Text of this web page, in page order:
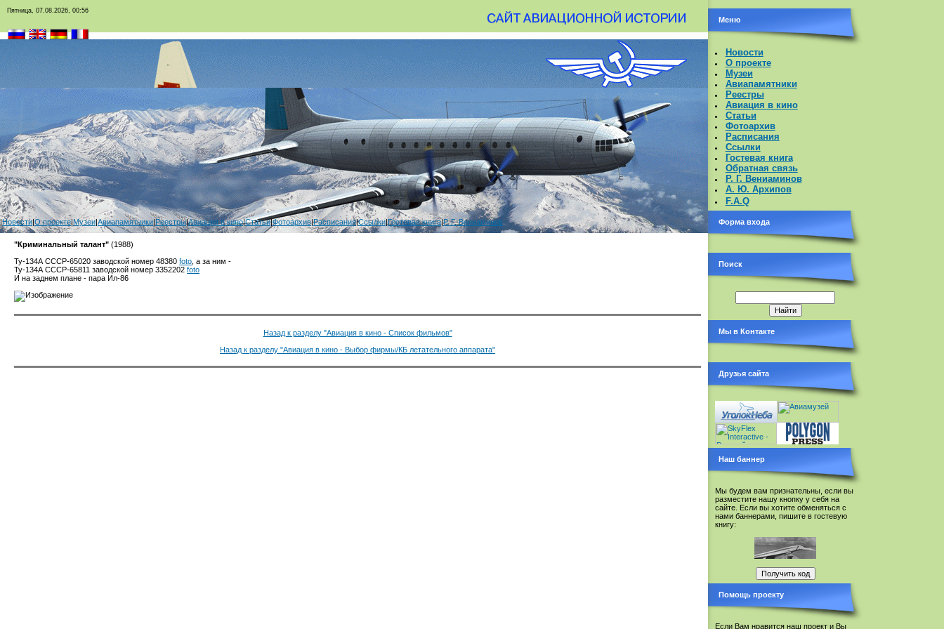
Пятница, 07.08.2026, 00:56
|Новости|О проекте|Музеи|Авиапамятники|Реестры|Авиация в кино|Статьи|Фотоархив|Расписания|Ссылки|Гостевая книга|Р. Г. Вениаминов
"Криминальный талант" (1988)
Ту-134А СССР-65020 заводской номер 48380foto , а за ним -
Ту-134А СССР-65811 заводской номер 3352202foto
И на заднем плане - пара Ил-86
Назад к разделу "Авиация в кино - Список фильмов"
Назад к разделу "Авиация в кино - Выбор фирмы/КБ летательного аппарата"
Меню
Новости
О проекте
Музеи
Авиапамятники
Реестры
Авиация в кино
Статьи
Фотоархив
Расписания
Ссылки
Гостевая книга
Обратная связь
Р. Г. Вениаминов
А. Ю. Архипов
F.A.Q
Форма входа
Поиск
Мы в Контакте
Друзья сайта
Наш баннер
Мы будем вам признательны, если вы
разместите нашу кнопку у себя на
сайте. Если вы хотите обменяться с
нами баннерами, пишите в гостевую
книгу:
Помощь проекту
Если Вам нравится наш проект и Вы